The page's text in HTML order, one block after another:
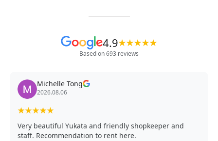
4.9★★★★★
Based on 693 reviews
Michelle Tong
2026.08.06
★★★★★
Very beautiful Yukata and friendly shopkeeper and
staff. Recommendation to rent here.